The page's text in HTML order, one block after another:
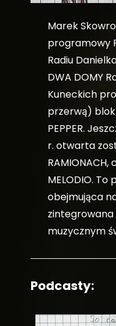
Marek
programowy
Radiu
DWA DOMY
Kuneckich
przerwą) blok
PEPPER.
r. otwarta
RAMIONACH,
MELODIO. To
obejmująca
zintegrowana
muzycznym
Podcasty: